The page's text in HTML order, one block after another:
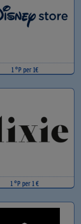
1 °P per 1€
1 °P per 1 €